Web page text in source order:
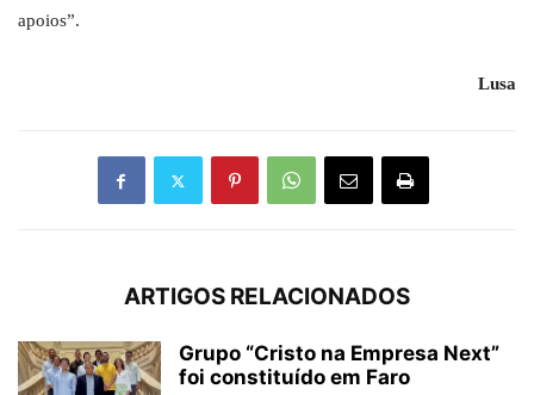
apoios”.
Lusa
ARTIGOS RELACIONADOS
Grupo “Cristo na Empresa Next”
foi constituído em Faro